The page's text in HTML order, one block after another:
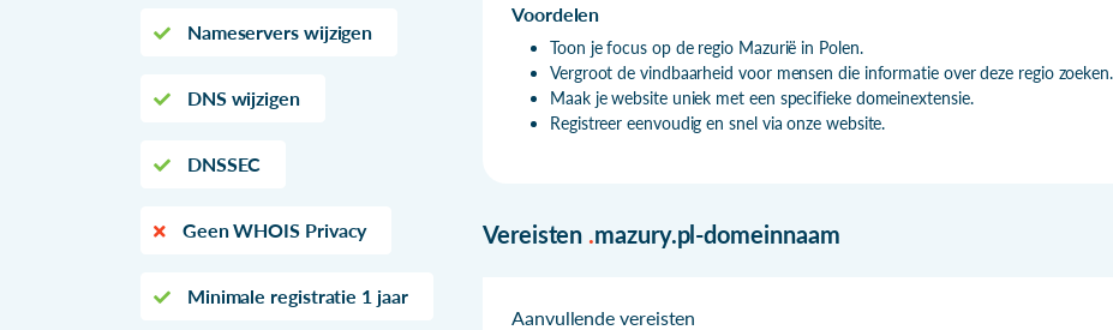
Nameservers wijzigen
DNS wijzigen
DNSSEC
Geen WHOIS Privacy
Minimale registratie 1 jaar
Voordelen
Toon je focus op de regio Mazurië in Polen.
Vergroot de vindbaarheid voor mensen die informatie over deze regio zoeken.
Maak je website uniek met een specifieke domeinextensie.
Registreer eenvoudig en snel via onze website.
Vereisten .mazury.pl-domeinnaam
Aanvullende vereisten